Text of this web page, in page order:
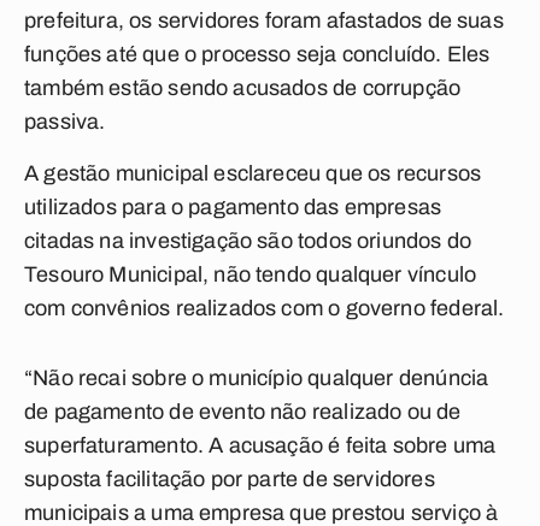
prefeitura, os servidores foram afastados de suas
funções até que o processo seja concluído. Eles
também estão sendo acusados de corrupção
passiva.
A gestão municipal esclareceu que os recursos
utilizados para o pagamento das empresas
citadas na investigação são todos oriundos do
Tesouro Municipal, não tendo qualquer vínculo
com convênios realizados com o governo federal.
“Não recai sobre o município qualquer denúncia
de pagamento de evento não realizado ou de
superfaturamento. A acusação é feita sobre uma
suposta facilitação por parte de servidores
municipais a uma empresa que prestou serviço à